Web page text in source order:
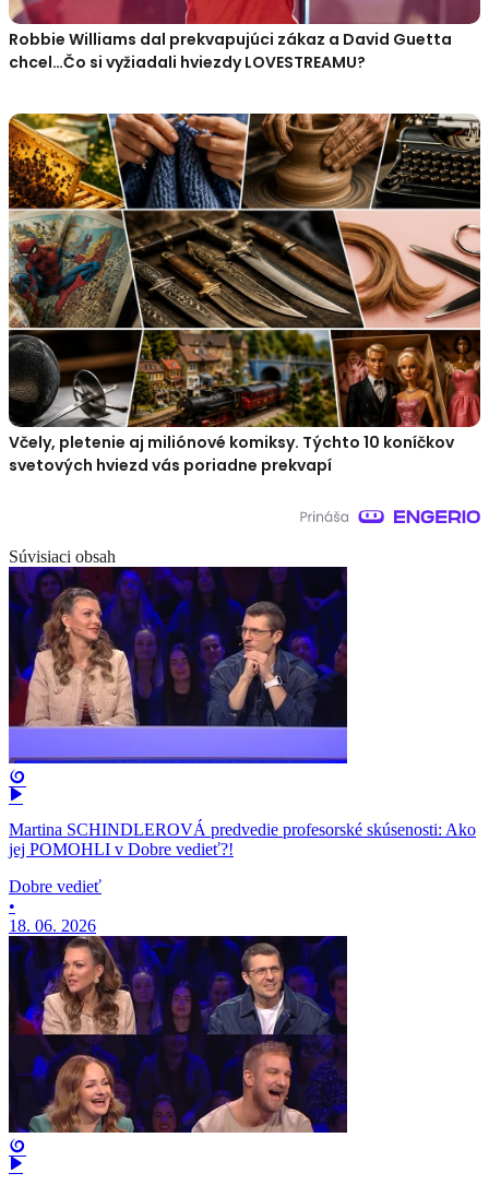
Robbie Williams dal prekvapujúci zákaz a David Guetta
chcel…Čo si vyžiadali hviezdy LOVESTREAMU?
Včely, pletenie aj miliónové komiksy. Týchto 10 koníčkov
svetových hviezd vás poriadne prekvapí
Súvisiaci obsah
Martina SCHINDLEROVÁ predvedie profesorské skúsenosti: Ako
jej POMOHLI v Dobre vedieť?!
Dobre vedieť
•
18. 06. 2026